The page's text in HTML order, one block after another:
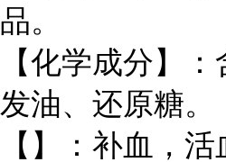
品。
【化学成分】
发油、还原糖。
【】：补血，